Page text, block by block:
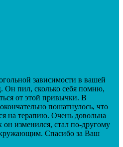
зависимости в вашей
Он пил, сколько себя помню,
от этой привычки. В
пошатнулось, что
на терапию. Очень довольна
он изменился, стал по-другому
Спасибо за Ваш